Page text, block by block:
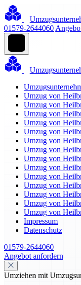
01579-2644060
Umzug von
Umzug von
Umzug von
Umzug von
Umzug von
Umzug von
Umzug von
Umzug von
Umzug von
Umzug von
Umzug von
Umzug von
Umzug von
Umzug von
Impressum
Datenschutz
01579-2644060
Angebot anfordern
Umziehen mit